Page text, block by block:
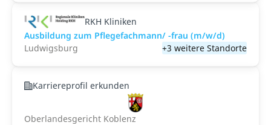
RKH Kliniken
Ausbildung zum Pflegefachmann/ -frau (m/w/d)
Ludwigsburg
+3 weitere Standorte
Karriereprofil erkunden
Oberlandesgericht Koblenz